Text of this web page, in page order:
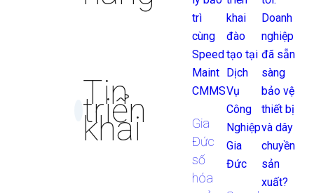
Tin
triển
khai
Gia
Đức
số
hóa